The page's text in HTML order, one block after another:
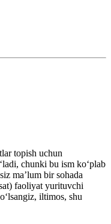
topish uchun
chunki bu ism ko‘plab
ma’lum bir sohada
faoliyat yurituvchi
iltimos, shu